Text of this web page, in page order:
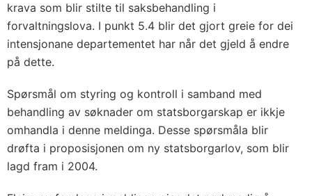
krava som blir stilte til saksbehandling i
forvaltningslova. I punkt 5.4 blir det gjort greie for dei
intensjonane departementet har når det gjeld å endre
på dette.
Spørsmål om styring og kontroll i samband med
behandling av søknader om statsborgarskap er ikkje
omhandla i denne meldinga. Desse spørsmåla blir
drøfta i proposisjonen om ny statsborgarlov, som blir
lagd fram i 2004.